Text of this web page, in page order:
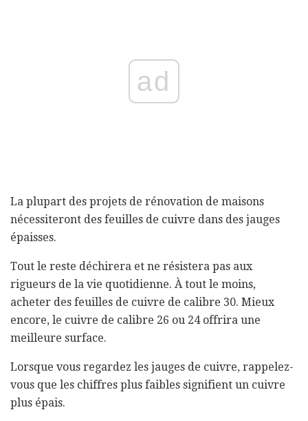
ad
La plupart des projets de rénovation de maisons
nécessiteront des feuilles de cuivre dans des jauges
épaisses.
Tout le reste déchirera et ne résistera pas aux
rigueurs de la vie quotidienne. À tout le moins,
acheter des feuilles de cuivre de calibre 30. Mieux
encore, le cuivre de calibre 26 ou 24 offrira une
meilleure surface.
Lorsque vous regardez les jauges de cuivre, rappelez-
vous que les chiffres plus faibles signifient un cuivre
plus épais.